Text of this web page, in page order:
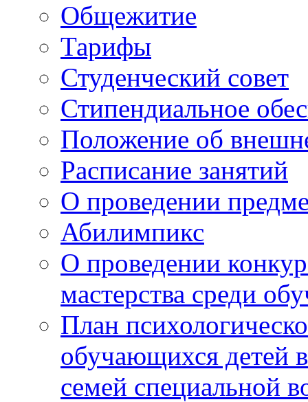
Общежитие
Тарифы
Студенческий совет
Стипендиальное
Положение об
Расписание занятий
О проведении
Абилимпикс
О проведении
мастерства среди
План
обучающихся детей
семей специальной